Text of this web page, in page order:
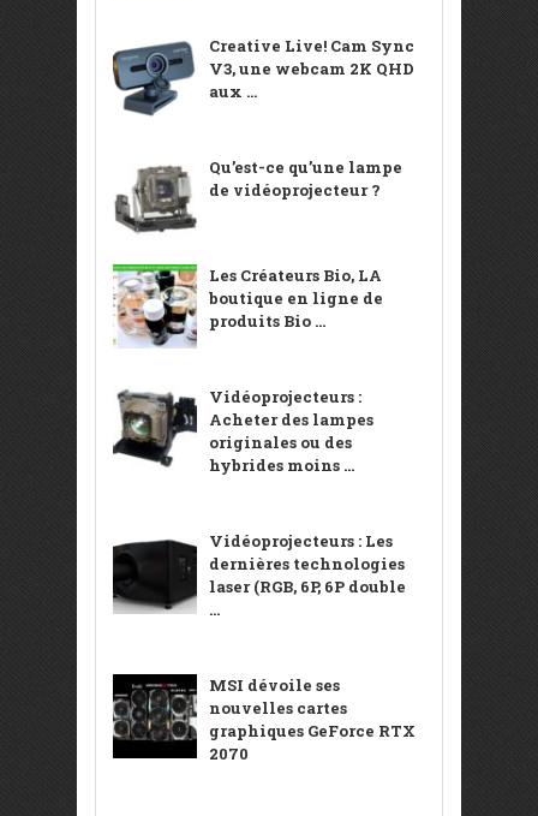
Creative Live! Cam Sync
V3, une webcam 2K QHD
aux ...
Qu’est-ce qu’une lampe
de vidéoprojecteur ?
Les Créateurs Bio, LA
boutique en ligne de
produits Bio ...
Vidéoprojecteurs :
Acheter des lampes
originales ou des
hybrides moins ...
Vidéoprojecteurs : Les
dernières technologies
laser (RGB, 6P, 6P double
...
MSI dévoile ses
nouvelles cartes
graphiques GeForce RTX
2070